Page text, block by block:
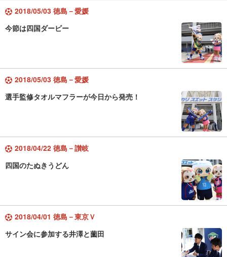
2018/05/03 徳島－愛媛
今節は四国ダービー
2018/05/03 徳島－愛媛
選手監修タオルマフラーが今日から発売！
2018/04/22 徳島－讃岐
四国のたぬきうどん
2018/04/01 徳島－東京Ｖ
サイン会に参加する井澤と薗田